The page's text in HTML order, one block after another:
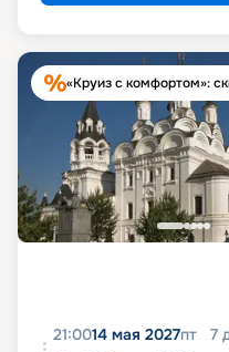
«Круиз с комфортом»:
21:0014 мая 2027пт 7